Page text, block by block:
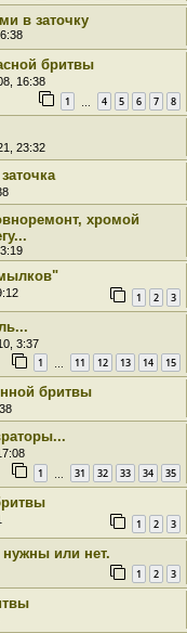
в заточку
бритвы
16:38
1 4 5 6 7 8
23:32
хромой
1 2 3
3:37
1 11 12 13 14 15
бритвы
1 31 32 33 34 35
1 2 3
или нет.
1 2 3